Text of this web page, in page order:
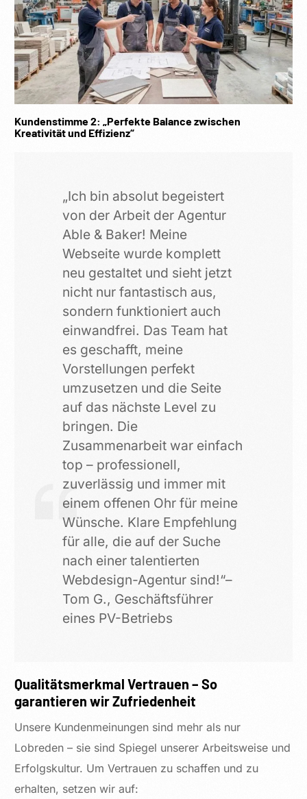
Kundenstimme 2: „Perfekte Balance zwischen
Kreativität und Effizienz“
„Ich bin absolut begeistert
von der Arbeit der Agentur
Able & Baker! Meine
Webseite wurde komplett
neu gestaltet und sieht jetzt
nicht nur fantastisch aus,
sondern funktioniert auch
einwandfrei. Das Team hat
es geschafft, meine
Vorstellungen perfekt
umzusetzen und die Seite
auf das nächste Level zu
bringen. Die
Zusammenarbeit war einfach
top – professionell,
zuverlässig und immer mit
einem offenen Ohr für meine
Wünsche. Klare Empfehlung
für alle, die auf der Suche
nach einer talentierten
Webdesign-Agentur sind!“–
Tom G., Geschäftsführer
eines PV-Betriebs
Qualitätsmerkmal Vertrauen – So
garantieren wir Zufriedenheit
Unsere Kundenmeinungen sind mehr als nur
Lobreden – sie sind Spiegel unserer Arbeitsweise und
Erfolgskultur. Um Vertrauen zu schaffen und zu
erhalten, setzen wir auf: